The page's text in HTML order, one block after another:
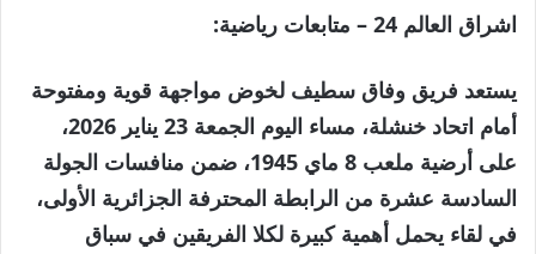
اشراق العالم 24 – متابعات رياضية:
يستعد فريق وفاق سطيف لخوض مواجهة قوية ومفتوحة
أمام اتحاد خنشلة، مساء اليوم الجمعة 23 يناير 2026،
على أرضية ملعب 8 ماي 1945، ضمن منافسات الجولة
السادسة عشرة من الرابطة المحترفة الجزائرية الأولى،
في لقاء يحمل أهمية كبيرة لكلا الفريقين في سباق